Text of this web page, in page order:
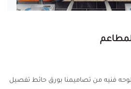
فنيه من تصاميمنا بورق حائط تفصيل